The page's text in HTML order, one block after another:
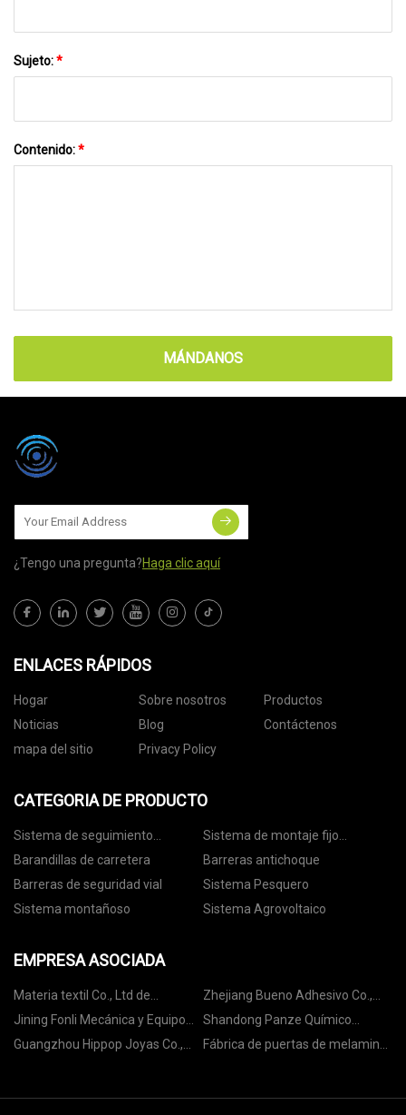
Sujeto:*
Contenido:*
MÁNDANOS
¿Tengo una pregunta?Haga clic aquí
ENLACES RÁPIDOS
Hogar Sobre nosotros
Productos
Noticias
Blog
Contáctenos
mapa del sitio
Privacy Policy
CATEGORIA DE PRODUCTO
Sistema de seguimiento
fotovoltaico
Sistema de montaje fijo
fotovoltaico
Barandillas de carretera
Barreras antichoque
Barreras de seguridad vial
Sistema Pesquero
Sistema montañoso
Sistema Agrovoltaico
EMPRESA ASOCIADA
Materia textil Co., Ltd de
Shaoxing Langyun
Zhejiang Bueno Adhesivo Co.,
Ltd.
Jining Fonli Mecánica y Equipo
Co., Ltd.
Shandong Panze Químico
Ciencia Co., Limitado
Guangzhou Hippop Joyas Co.,
Fábrica de puertas de melamina